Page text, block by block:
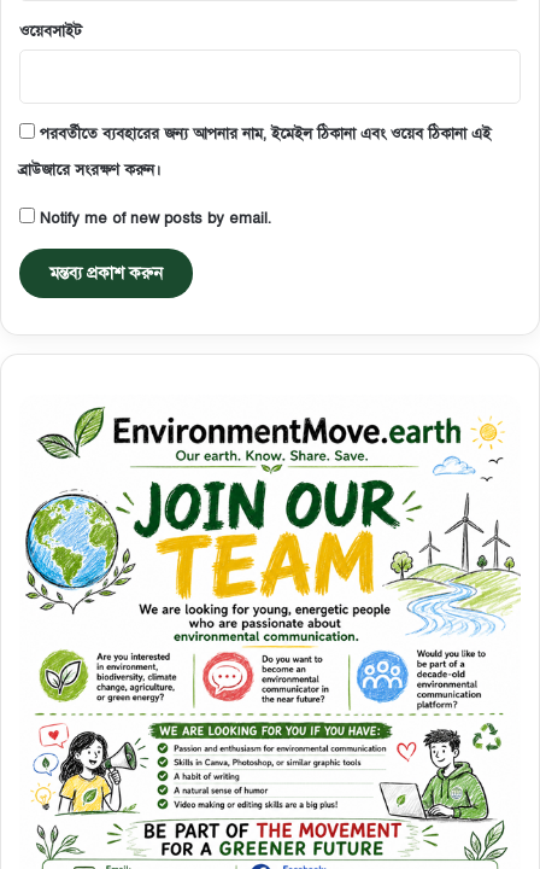
ওয়েবসাইট
পরবর্তীতে ব্যবহারের জন্য আপনার নাম, ইমেইল ঠিকানা এবং ওয়েব ঠিকানা এই
ব্রাউজারে সংরক্ষণ করুন।
Notify me of new posts by email.